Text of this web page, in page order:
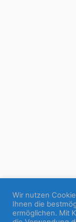
Wir nutzen
Ihnen die
ermöglichen. Mit